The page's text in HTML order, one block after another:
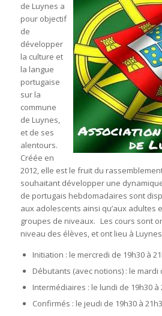
de Luynes a
pour objectif
de
développer
la culture et
la langue
portugaise
sur la
commune
de Luynes,
et de ses
alentours.
Créée en
2012, elle est le fruit du
souhaitant développer une
de portugais hebdomadaires sont
aux adolescents ainsi qu’aux adultes
groupes de niveaux. Les cours sont
niveau des élèves, et ont lieu à
Initiation : le mercredi de 19h30 à
Débutants (avec notions) : le mardi
Intermédiaires : le lundi de 19h30 à
Confirmés : le jeudi de 19h30 à